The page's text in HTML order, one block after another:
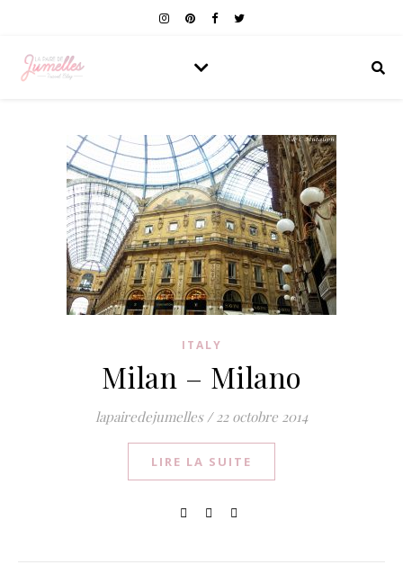
ITALY
Milan – Milano
lapairedejumelles / 22 octobre 2014
LIRE LA SUITE